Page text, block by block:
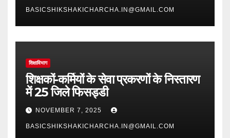
BASICSHIKSHAKICHARCHA.IN@GMAIL.COM
शिक्षाविभाग
शिक्षकों-कर्मियों के सेवा प्रकरणों के निस्तारण
में 25 जिले फिसड्डी
NOVEMBER 7, 2025
BASICSHIKSHAKICHARCHA.IN@GMAIL.COM